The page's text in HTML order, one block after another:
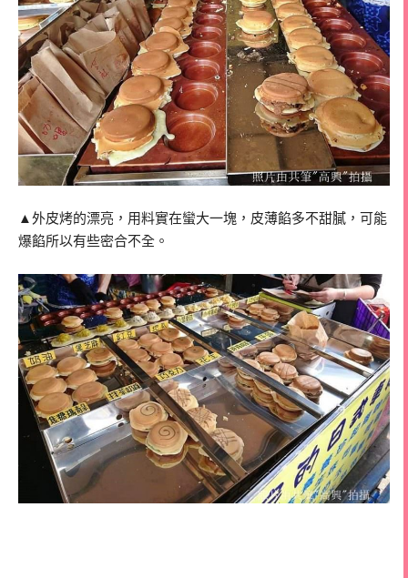
▲外皮烤的漂亮，用料實在蠻大一塊，皮薄餡多不甜膩，可能
爆餡所以有些密合不全。